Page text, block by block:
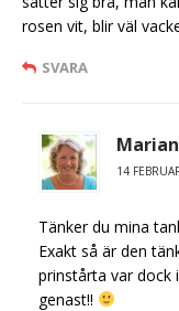
rosen vit, blir väl
SVARA
14
Tänker du mina
Exakt så är den
prinstårta var dock
genast!!